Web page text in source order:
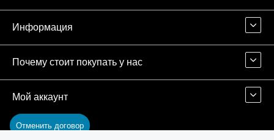
Информация
Почему стоит покупать у нас
Мой аккаунт
Отменить договор